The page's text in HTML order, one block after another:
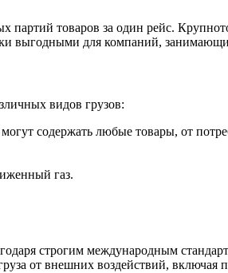
партий товаров за один рейс.
выгодными для компаний,
видов грузов:
содержать любые товары, от
газ.
строгим международным
от внешних воздействий, включая